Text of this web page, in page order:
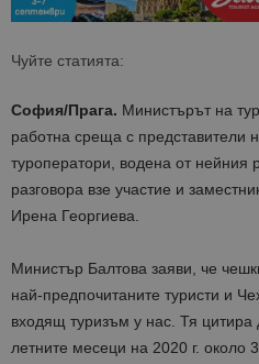
Чуйте статията:
София/Прага. Министърът на
работна среща с представители
туроператори, водена от
разговора взе участие и
Ирена Георгиева.
Министър Балтова заяви, че
най-предпочитаните туристи и
входящ туризъм у нас. Тя цитира
летните месеци на 2020 г. около